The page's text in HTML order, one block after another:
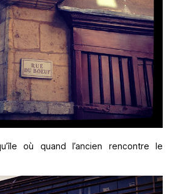
où quand l’ancien rencontre le